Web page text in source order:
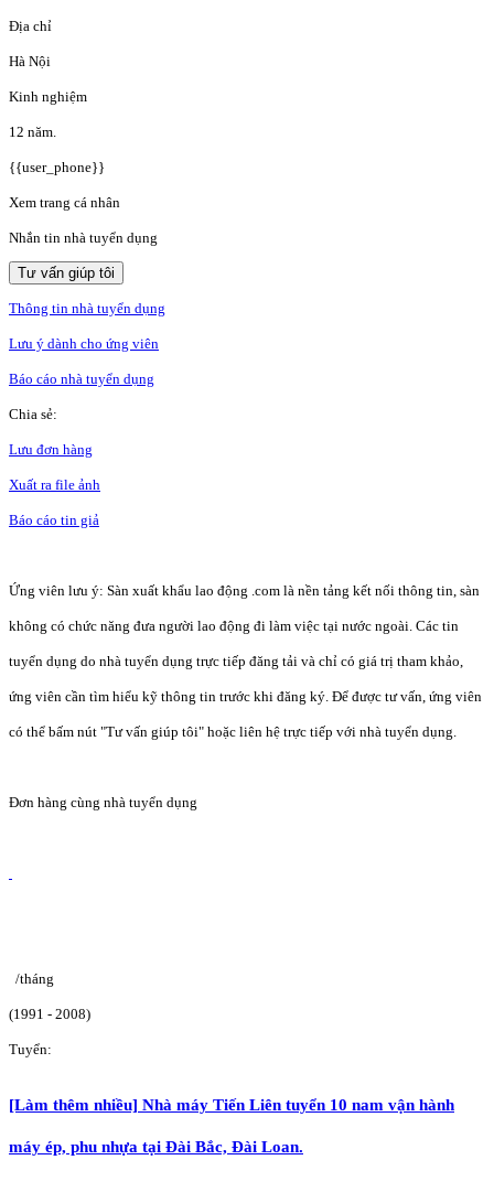
Địa chỉ
Hà Nội
Kinh nghiệm
12 năm.
{{user_phone}}
Xem trang cá nhân
Nhắn tin nhà tuyển dụng
Tư vấn giúp tôi
Thông tin nhà tuyển dụng
Lưu ý dành cho ứng viên
Báo cáo nhà tuyển dụng
Chia sẻ:
Lưu đơn hàng
Xuất ra file ảnh
Báo cáo tin giả
Ứng viên lưu ý: Sàn xuất khẩu lao động .com là nền tảng kết nối thông tin, sàn
không có chức năng đưa người lao động đi làm việc tại nước ngoài. Các tin
tuyển dụng do nhà tuyển dụng trực tiếp đăng tải và chỉ có giá trị tham khảo,
ứng viên cần tìm hiểu kỹ thông tin trước khi đăng ký. Để được tư vấn, ứng viên
có thể bấm nút "Tư vấn giúp tôi" hoặc liên hệ trực tiếp với nhà tuyển dụng.
Đơn hàng cùng nhà tuyển dụng
/tháng
(1991 - 2008)
Tuyển:
[Làm thêm nhiều] Nhà máy Tiến Liên tuyển 10 nam vận hành
máy ép, phu nhựa tại Đài Bắc, Đài Loan.